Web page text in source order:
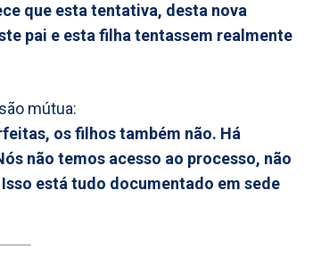
que esta tentativa, desta nova
pai e esta filha tentassem realmente
mútua:
os filhos também não. Há
não temos acesso ao processo, não
está tudo documentado em sede